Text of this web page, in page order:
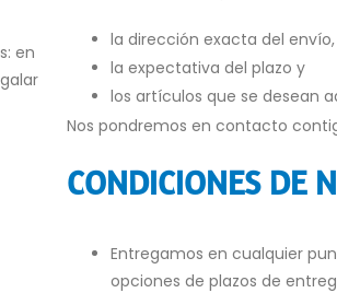
en
la dirección exacta del envío,
la expectativa del plazo y
los artículos que se desean
Nos pondremos en contacto
CONDICIONES DE
Entregamos en cualquier
opciones de plazos de